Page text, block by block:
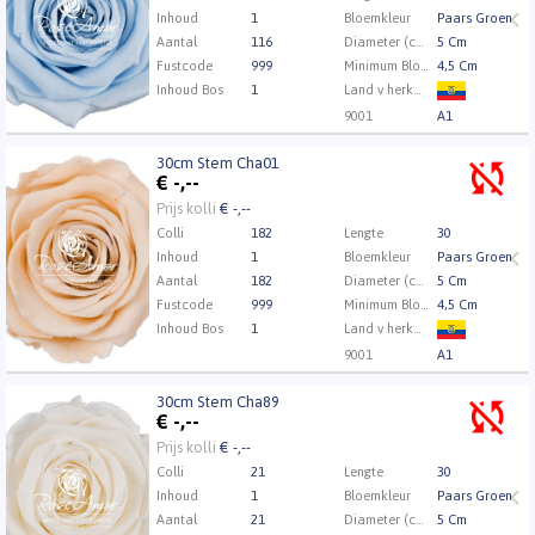
Inhoud
1 Bloemkleur
Paars Groen
Aantal
116
5 Cm
Fustcode
999
4,5 Cm
Inhoud Bos
1
9001
A1
30cm Stem Cha01
€ -,--
Prijs kolli € -,--
Colli 182 Lengte
30
Inhoud
1 Bloemkleur
Paars Groen
Aantal
182
5 Cm
Fustcode
999
4,5 Cm
Inhoud Bos
1
9001
A1
30cm Stem Cha01
Eerst Inloggen a.u.b.Klik hier om in te loggen.
30cm Stem Cha89
€ -,--
Prijs kolli € -,--
Colli 21 Lengte
30
Inhoud
1 Bloemkleur
Paars Groen
Aantal
21
5 Cm
30cm Stem Cha89
Eerst Inloggen a.u.b.Klik hier om in te loggen.